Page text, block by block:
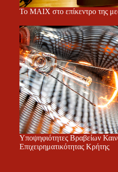
Το ΜΑΙΧ στο επίκεντρο της
Υποψηφιότητες Βραβείων
Επιχειρηματικότητας Κρήτης